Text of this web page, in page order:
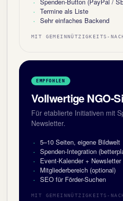
Termine als Liste
Sehr einfaches Backend
MIT GEMEINNÜTZIGKEITS-
EMPFOHLEN
Vollwertige NGO-
Für etablierte Initiativen mit
Newsletter.
5–10 Seiten, eigene Bildwelt
Spenden-Integration
Event-Kalender + Newsletter
Mitgliederbereich (optional)
SEO für Förder-Suchen
MIT GEMEINNÜTZIGKEITS-